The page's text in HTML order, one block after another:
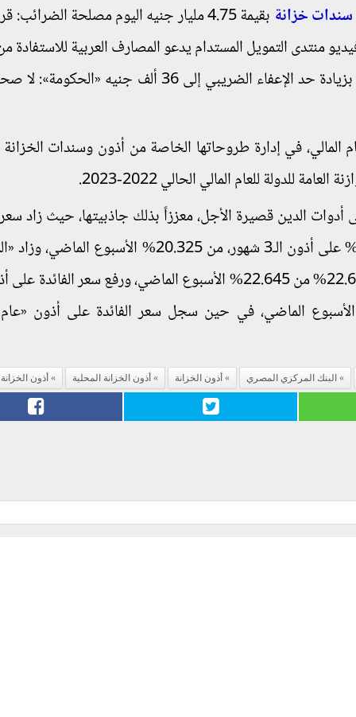
سندات خزانة
بقيمة 4.75 مليار جنيه اليوم مصلحة الضرائب:
من الضريبة| فيديو منتدى التمويل المستدام يدعو المصارف العربية
”المركزي المصري” الرئيس السيسي يوجه الحكومة بزيادة حد الإعفاء الضريبي إلى 36 ألف
المالي، في إدارة طروحاتها الخاصة من أذون وسندات الخزانة
للدولة للعام المالي الحالي 2022-2023.
الدين قصيرة الأجل، معززاً بذلك جاذبيتها، حيث زاد سعر
، إلى متوسط 20.516% على أذون الـ3 شهور، من 20.325% الأسبوع
في المتوسط، من 22.145% الأسبوع الماضي، في حين سجل سعر الفائدة على أذون
البنك المركزي المصري أذون الخزانة أذون الخزانة المحلية أذون